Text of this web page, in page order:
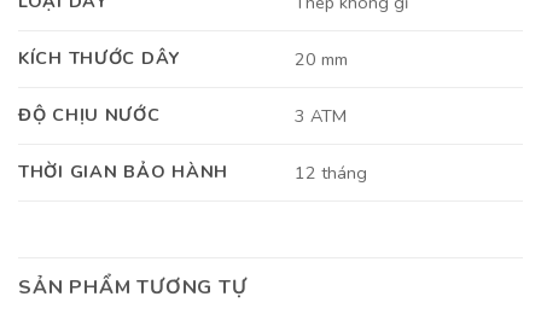
KÍCH THƯỚC DÂY 20 mm
ĐỘ CHỊU NƯỚC 3 ATM
THỜI GIAN BẢO HÀNH 12 tháng
SẢN PHẨM TƯƠNG TỰ